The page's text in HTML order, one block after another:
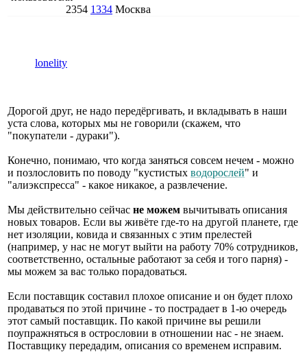
2354 1334 Москва
lonelity
Дорогой друг, не надо передёргивать, и вкладывать в наши
уста слова, которых мы не говорили (скажем, что
"покупатели - дураки").
Конечно, понимаю, что когда заняться совсем нечем - можно
и позлословить по поводу "кустистых водорослей" и
"алиэкспресса" - какое никакое, а развлечение.
Мы действительно сейчас не можем вычитывать описания
новых товаров. Если вы живёте где-то на другой планете, где
нет изоляции, ковида и связанных с этим прелестей
(например, у нас не могут выйти на работу 70% сотрудников,
соответственно, остальные работают за себя и того парня) -
мы можем за вас только порадоваться.
Если поставщик составил плохое описание и он будет плохо
продаваться по этой причине - то пострадает в 1-ю очередь
этот самый поставщик. По какой причине вы решили
поупражняться в острословии в отношении нас - не знаем.
Поставщику передадим, описания со временем исправим.